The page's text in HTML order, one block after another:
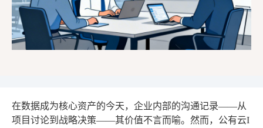
在数据成为核心资产的今天，企业内部的沟通记录——从
项目讨论到战略决策——其价值不言而喻。然而，公有云I